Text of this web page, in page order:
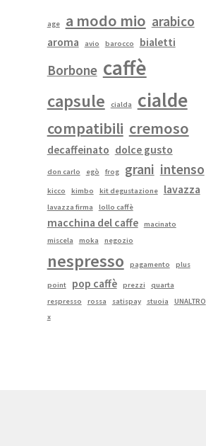
age a modo mio arabico
aroma avio barocco bialetti
Borbone caffè
capsule cialda cialde
compatibili cremoso
decaffeinato dolce gusto
don carlo egò frog grani intenso
kicco kimbo kit degustazione lavazza
lavazza firma lollo caffè
macchina del caffe
macinato
miscela
moka negozio
nespresso pagamento plus
point pop caffè prezzi
quarta
respresso
rossa satispay stuoia
UNALTRO
x